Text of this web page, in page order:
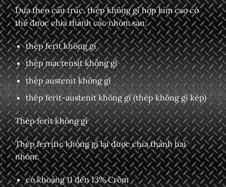
Dựa theo cấu trúc, thép không gỉ hợp kim cao có
thể được chia thành các nhóm sau:
thép ferit không gỉ
thép mactensit không gỉ
thép austenit không gỉ
thép ferit-austenit không gỉ (thép không gỉ kép)
Thép ferit không gỉ
Thép ferritic không gỉ lại được chia thành hai
nhóm:
có khoảng 11 đến 13% Crôm